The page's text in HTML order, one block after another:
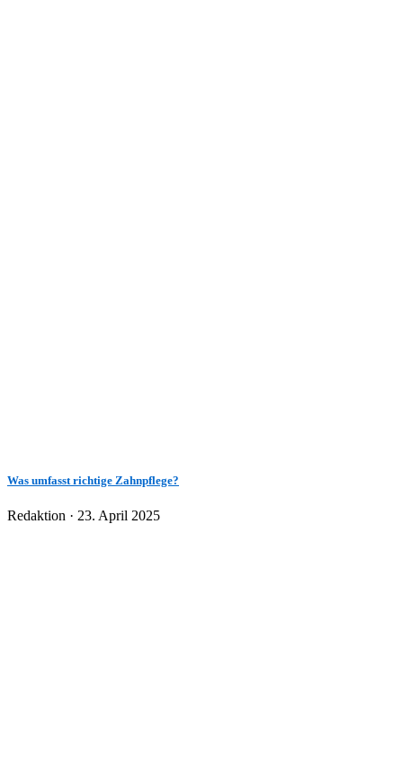
Was umfasst richtige Zahnpflege?
Redaktion · Veröffentlicht
23. April 2025